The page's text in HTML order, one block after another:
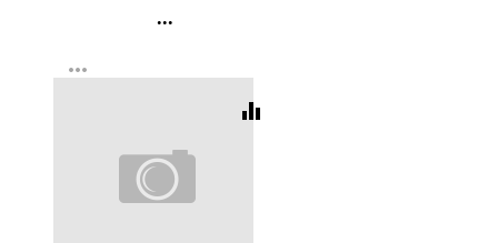
...
Регистрация
more_horiz
equalizer